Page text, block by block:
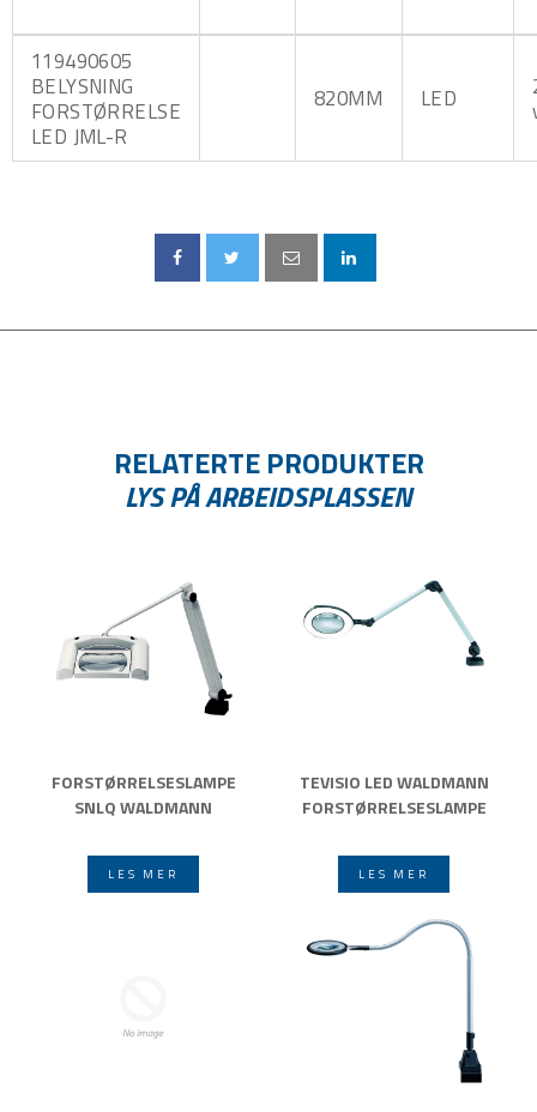
119490605
BELYSNING
FORSTØRRELSE
LED JML-R
820MM LED
RELATERTE PRODUKTER
LYS PÅ ARBEIDSPLASSEN
FORSTØRRELSESLAMPE
SNLQ WALDMANN
LES MER
TEVISIO LED WALDMANN
FORSTØRRELSESLAMPE
LES MER